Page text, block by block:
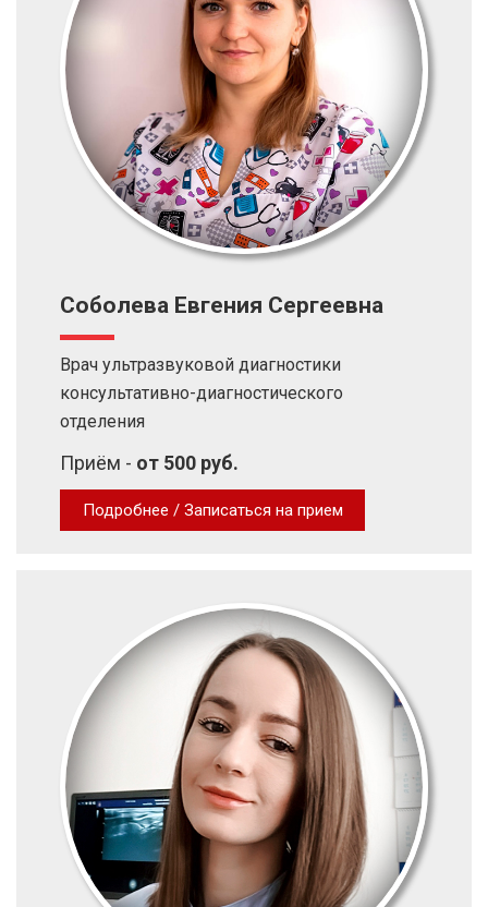
Соболева Евгения Сергеевна
Врач ультразвуковой диагностики
консультативно-диагностического
отделения
Приём - от 500 руб.
Подробнее / Записаться на прием